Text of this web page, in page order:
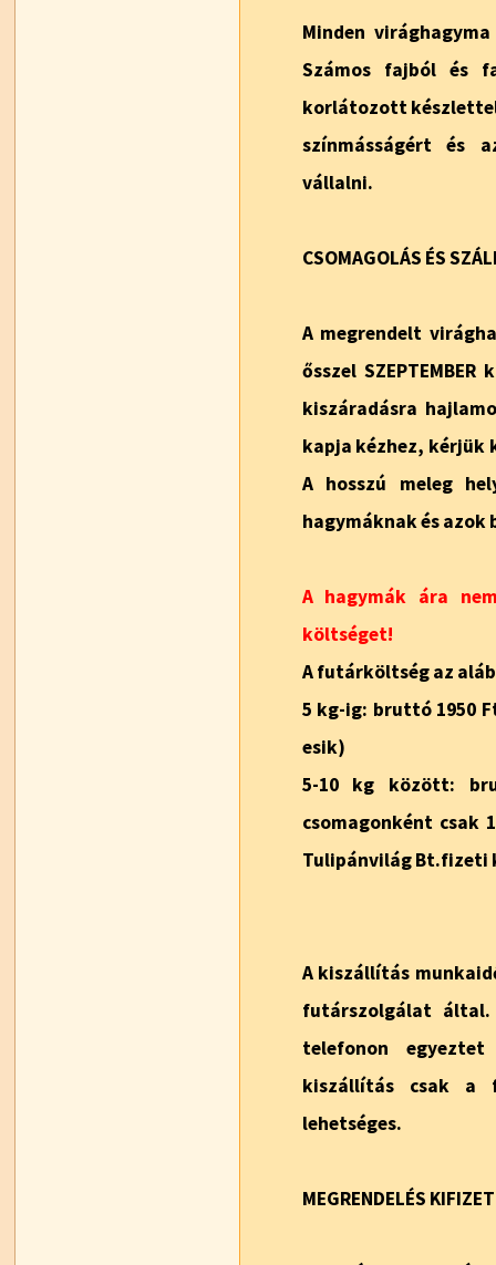
Minden
Számos fajból és
korlátozott
színmásságért és
vállalni.
CSOMAGOLÁS ÉS
A megrendelt
ősszel SZEPTEMBER
kiszáradásra
kapja kézhez, kérjük
A hosszú meleg
hagymáknak és azok
A hagymák ára
költséget!
A futárköltség az
5 kg-ig: bruttó 1950
esik)
5-10 kg között:
csomagonként csak
Tulipánvilág Bt.fizeti
A kiszállítás
futárszolgálat
telefonon
kiszállítás csak a
lehetséges.
MEGRENDELÉS